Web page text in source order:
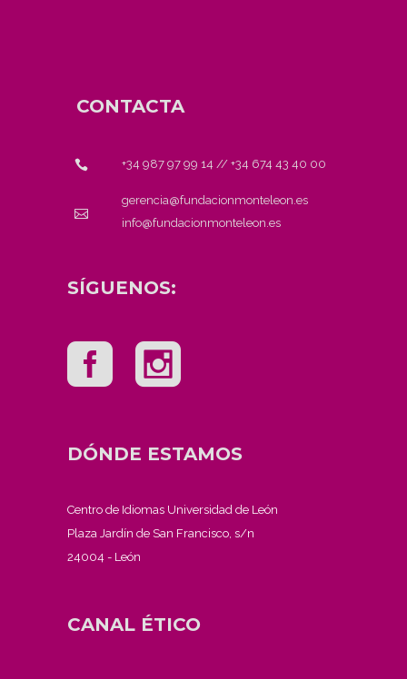
CONTACTA
+34 987 97 99 14 // +34 674 43 40 00
gerencia@fundacionmonteleon.es
info@fundacionmonteleon.es
SÍGUENOS:
DÓNDE ESTAMOS
Centro de Idiomas Universidad de León
Plaza Jardín de San Francisco, s/n
24004 - León
CANAL ÉTICO